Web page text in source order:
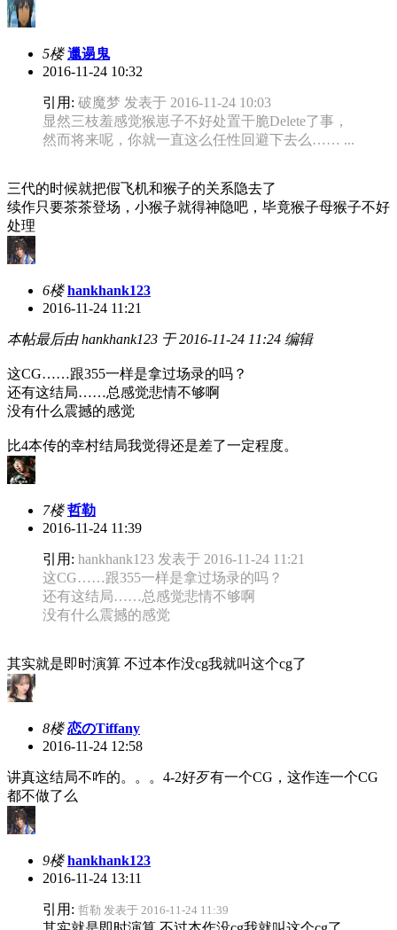
5楼 邋遢鬼
2016-11-24 10:32
引用: 破魔梦 发表于 2016-11-24 10:03
显然三枝羞感觉猴崽子不好处置干脆Delete了事，
然而将来呢，你就一直这么任性回避下去么…… ...
三代的时候就把假飞机和猴子的关系隐去了
续作只要茶茶登场，小猴子就得神隐吧，毕竟猴子母猴子不好
处理
6楼 hankhank123
2016-11-24 11:21
本帖最后由 hankhank123 于 2016-11-24 11:24 编辑
这CG……跟355一样是拿过场录的吗？
还有这结局……总感觉悲情不够啊
没有什么震撼的感觉
比4本传的幸村结局我觉得还是差了一定程度。
7楼 哲勒
2016-11-24 11:39
引用: hankhank123 发表于 2016-11-24 11:21
这CG……跟355一样是拿过场录的吗？
还有这结局……总感觉悲情不够啊
没有什么震撼的感觉
其实就是即时演算 不过本作没cg我就叫这个cg了
8楼 恋のTiffany
2016-11-24 12:58
讲真这结局不咋的。。。4-2好歹有一个CG，这作连一个CG
都不做了么
9楼 hankhank123
2016-11-24 13:11
引用: 哲勒 发表于 2016-11-24 11:39